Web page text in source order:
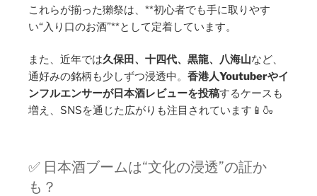
これらが揃った獺祭は、**初心者でも手に取りやす
い“入り口のお酒”**として定着しています。
また、近年では久保田、十四代、黒龍、八海山など、
通好みの銘柄も少しずつ浸透中。 香港人Youtuberやイ
ンフルエンサーが日本酒レビューを投稿するケースも
増え、SNSを通じた広がりも注目されています📱🍶
✅ 日本酒ブームは“文化の浸透”の証か
も？